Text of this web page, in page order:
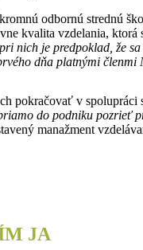
odbornú strednú
kvalita vzdelania,
pri nich je predpoklad, že
dňa platnými členmi
pokračovať v
do podniku pozrieť
manažment
JA